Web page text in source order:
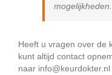
mogelijkheden.
Heeft u vragen over de
kunt altijd contact
naar info@keurdokter.nl